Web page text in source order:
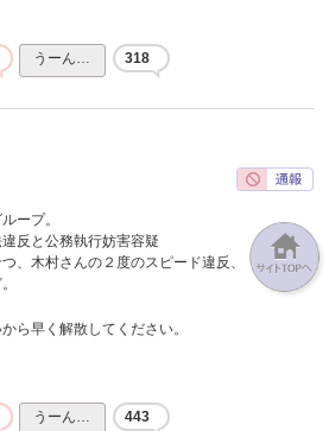
うーん… 318
ープ。
反と公務執行妨害容疑
、木村さんの２度のスピード違反、
ら早く解散してください。
うーん… 443